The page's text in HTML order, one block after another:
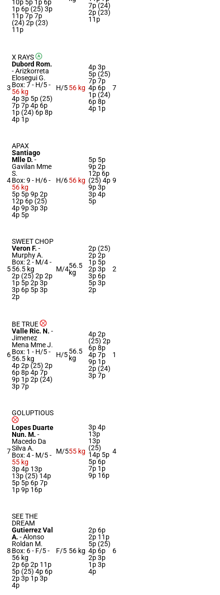
10p 5p 1p 6p
1p 6p (25) 3p
11p 7p 7p
(24) 2p (23)
11p
7p (24)
2p (23)
11p
3
X RAYS
Dubord Rom.
-Arizkorreta
Elosegui G.
Box: 7 - H/5 -
56 kg
4p 3p 5p (25)
7p 7p 4p 6p
1p (24) 6p 8p
4p 1p
H/556 kg
4p 3p
5p (25)
7p 7p
4p 6p
1p (24)
6p 8p
4p 1p
7
4
APAX
Santiago
Mlle D. -
Gavilan Mme
S.
Box: 9 - H/6 -
56 kg
5p 5p 9p 2p
12p 6p (25)
4p 9p 3p 3p
4p 5p
H/656 kg
5p 5p
9p 2p
12p 6p
(25) 4p
9p 3p
3p 4p
5p
9
5
SWEET CHOP
Veron F. -
Murphy A.
Box: 2 - M/4 -
56.5 kg
2p (25) 2p 2p
1p 5p 2p 3p
3p 6p 5p 3p
2p
M/456.5
kg
2p (25)
2p 2p
1p 5p
2p 3p
3p 6p
5p 3p
2p
2
6
BE TRUE
Valle Ric. N. -
Jimenez
Mena Mme J.
Box: 1 - H/5 -
56.5 kg
4p 2p (25) 2p
6p 8p 4p 7p
9p 1p 2p (24)
3p 7p
H/556.5
kg
4p 2p
(25) 2p
6p 8p
4p 7p
9p 1p
2p (24)
3p 7p
1
7
GOLUPTIOUS
Lopes Duarte
Nun. M. -
Macedo Da
Silva A.
Box: 4 - M/5 -
55 kg
3p 4p 13p
13p (25) 14p
5p 5p 6p 7p
1p 9p 16p
M/555 kg
3p 4p
13p
13p
(25)
14p 5p
5p 6p
7p 1p
9p 16p
4
8
SEE THE
DREAM
Gutierrez Val
A. -Alonso
Roldan M.
Box: 6 - F/5 -
56 kg
2p 6p 2p 11p
5p (25) 4p 6p
2p 3p 1p 3p
4p
F/5 56 kg
2p 6p
2p 11p
5p (25)
4p 6p
2p 3p
1p 3p
4p
6